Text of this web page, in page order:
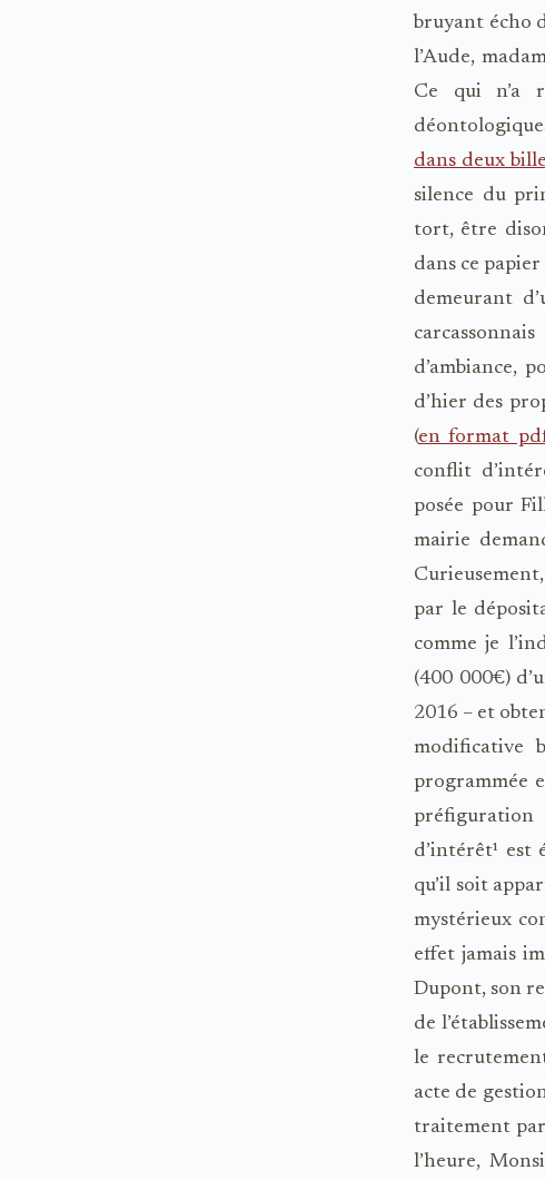
bruyant écho
l’Aude,
Ce qui n’a
dans deux
silence du
tort, être
dans ce
demeurant
d’ambiance,
d’hier des
(en format
conflit
posée pour
mairie
par le
comme je
(400 000€)
2016 – et
modificative
programmée
préfiguration
d’intérêt¹ est
qu’il soit
mystérieux
effet jamais
Dupont, son
de
le
acte de
traitement
l’heure,